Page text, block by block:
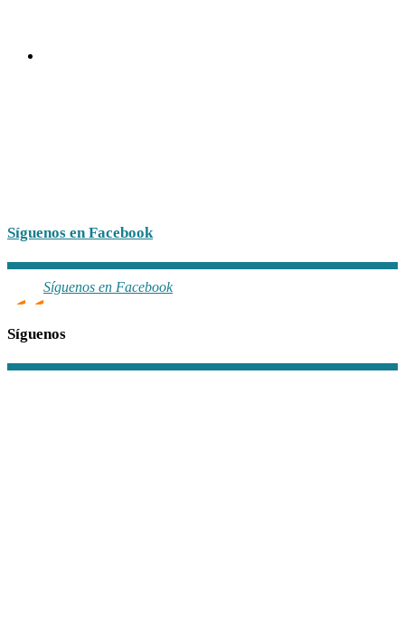
Síguenos en Facebook
Síguenos en Facebook
Síguenos